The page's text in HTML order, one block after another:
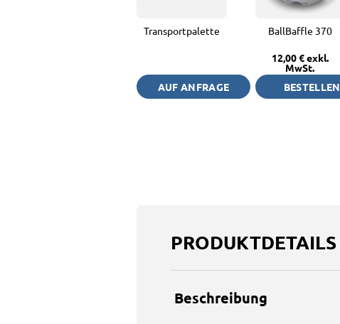
Transportpalette
AUF ANFRAGE
BallBaffle 370
12,00 €exkl.
MwSt.
BESTELLEN
PRODUKTDETAILS
Beschreibung